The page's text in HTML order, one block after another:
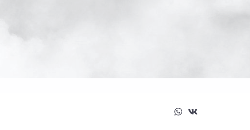
whatsapp
vk